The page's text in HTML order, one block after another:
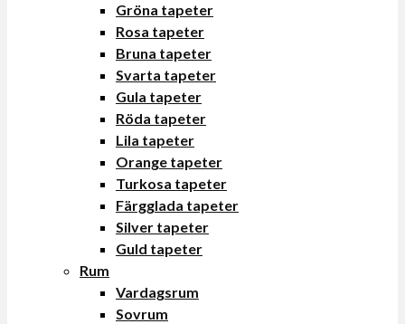
Gröna tapeter
Rosa tapeter
Bruna tapeter
Svarta tapeter
Gula tapeter
Röda tapeter
Lila tapeter
Orange tapeter
Turkosa tapeter
Färgglada tapeter
Silver tapeter
Guld tapeter
Rum
Vardagsrum
Sovrum